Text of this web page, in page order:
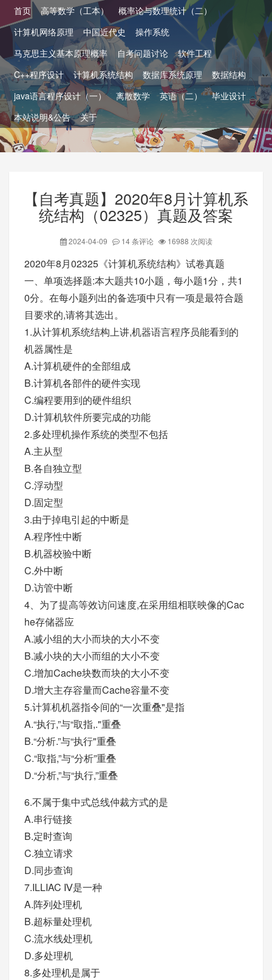
首页 高等数学（工本）
概率论与数理统计（二）
计算机网络原理
中国近代史
操作系统
马克思主义基本原理概率
自考问题讨论
软件工程
C++程序设计
计算机系统结构 数据库系统原理
数据结构
java语言程序设计（一）
离散数学 英语（二）
毕业设计
本站说明&公告
关于
【自考真题】2020年8月计算机系
统结构（02325）真题及答案
2024-04-09 14 条评论 16988 次阅读
2020年8月02325《计算机系统结构》试卷真题
一、单项选择题:本大题共10小题，每小题1分，共1
0分。在每小题列出的备选项中只有一项是最符合题
目要求的,请将其选出。
1.从计算机系统结构上讲,机器语言程序员能看到的
机器属性是
A.计算机硬件的全部组成
B.计算机各部件的硬件实现
C.编程要用到的硬件组织
D.计算机软件所要完成的功能
2.多处理机操作系统的类型不包括
A.主从型
B.各自独立型
C.浮动型
D.固定型
3.由于掉电引起的中断是
A.程序性中断
B.机器校验中断
C.外中断
D.访管中断
4、为了提高等效访问速度,在采用组相联映像的Cac
he存储器应
A.减小组的大小而块的大小不变
B.减小块的大小而组的大小不变
C.增加Cache块数而块的大小不变
D.增大主存容量而Cache容量不变
5.计算机机器指令间的“一次重叠"是指
A.“执行,”与“取指,."重叠
B.“分析.”与“执行"重叠
C.“取指,”与“分析”重叠
D.“分析,”与“执行,”重叠
6.不属于集中式总线仲裁方式的是
A.串行链接
B.定时查询
C.独立请求
D.同步查询
7.ILLIAC Ⅳ是一种
A.阵列处理机
B.超标量处理机
C.流水线处理机
D.多处理机
8.多处理机是属于